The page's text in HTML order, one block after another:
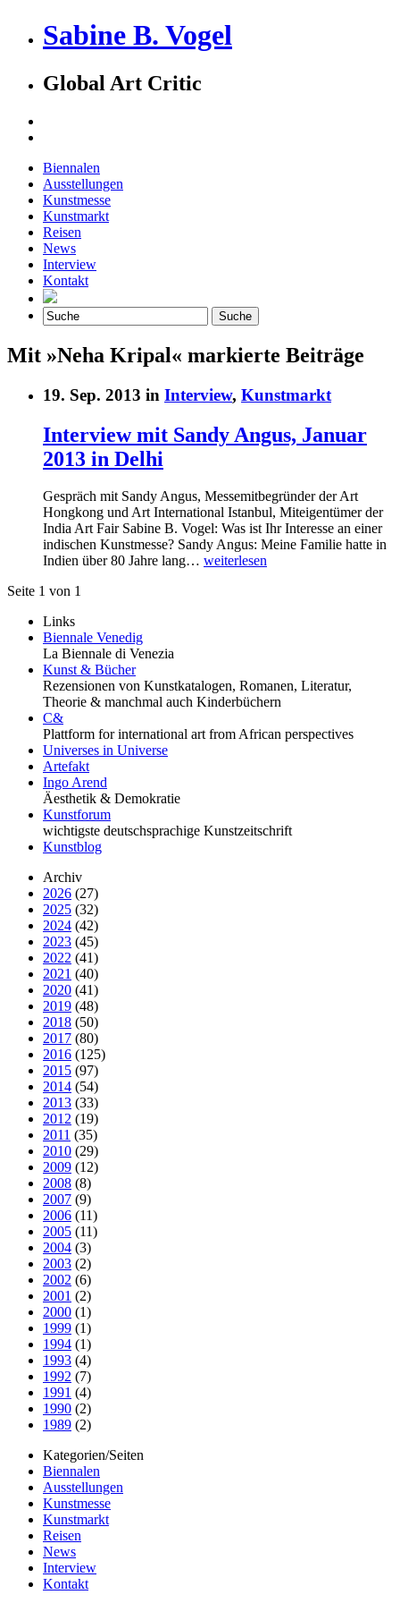
Sabine B. Vogel
Global Art Critic
Biennalen
Ausstellungen
Kunstmesse
Kunstmarkt
Reisen
News
Interview
Kontakt
Mit »Neha Kripal« markierte Beiträge
19. Sep. 2013 in Interview, Kunstmarkt
Interview mit Sandy Angus, Januar
2013 in Delhi
Gespräch mit Sandy Angus, Messemitbegründer der Art
Hongkong und Art International Istanbul, Miteigentümer der
India Art Fair Sabine B. Vogel: Was ist Ihr Interesse an einer
indischen Kunstmesse? Sandy Angus: Meine Familie hatte in
Indien über 80 Jahre lang… weiterlesen
Seite 1 von 1
Links
Biennale Venedig
La Biennale di Venezia
Kunst & Bücher
Rezensionen von Kunstkatalogen, Romanen, Literatur,
Theorie & manchmal auch Kinderbüchern
C&
Plattform for international art from African perspectives
Universes in Universe
Artefakt
Ingo Arend
Äesthetik & Demokratie
Kunstforum
wichtigste deutschsprachige Kunstzeitschrift
Kunstblog
Archiv
2026 (27)
2025 (32)
2024 (42)
2023 (45)
2022 (41)
2021 (40)
2020 (41)
2019 (48)
2018 (50)
2017 (80)
2016 (125)
2015 (97)
2014 (54)
2013 (33)
2012 (19)
2011 (35)
2010 (29)
2009 (12)
2008 (8)
2007 (9)
2006 (11)
2005 (11)
2004 (3)
2003 (2)
2002 (6)
2001 (2)
2000 (1)
1999 (1)
1994 (1)
1993 (4)
1992 (7)
1991 (4)
1990 (2)
1989 (2)
Kategorien/Seiten
Biennalen
Ausstellungen
Kunstmesse
Kunstmarkt
Reisen
News
Interview
Kontakt